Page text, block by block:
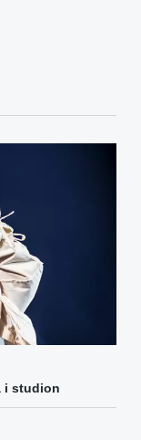
i studion